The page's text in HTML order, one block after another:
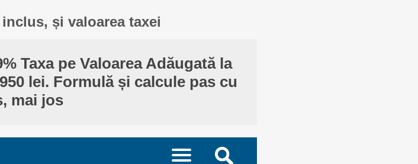
și valoarea taxei
Taxa pe Valoarea Adăugată la
lei. Formulă și calcule pas cu
mai jos